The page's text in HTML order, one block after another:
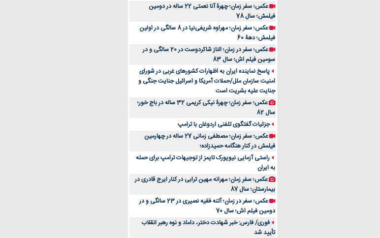
عکس؛ سفر زمان؛ چهرۀ آنا نعمتی 22 ساله در دومین
فیلمش؛ سال 78
عکس؛ سفر زمان؛ مهراوه شریفی‌نیا در 8 سالگی در اولین
فیلمش؛ دهۀ 60
عکس؛ سفر در زمان؛ الناز شاکردوست در 20 سالگی و در
سومین فیلم اش؛ سال 83
پاسخ نماینده ایران به اظهارات کشورهای غربی در شورای
امنیت سازمان ملل/حملات آمریکا و اسرائیل جنایت جنگی و
جنایت علیه بشریت است
عکس؛ سفر زمان؛ چهرۀ نیکی کریمی 32 ساله در باج خور؛
سال 82
جزئیات گفتگوی تلفنی اردوغان با ترامپ
عکس؛ سفر زمان؛ مصطفی زمانی 27 ساله در چهارمین
فیلمش در کنار هنگامه حمیدزاده؛
راستی آزمایی نیویورک تایمز از توجیهات ترامپ برای حمله
به ایران
عکس؛ سفر زمان؛ مهرانه مهین ترابی در کنار ایرج قادری در
بیمارستان؛ سال 87
عکس؛ سفر در زمان؛ آتنه فقیه نصیری در 23 سالگی و در
دومین فیلم اش؛ سال 70
فوری/ فارس: خبر شهادت دختر، داماد و نوه رهبر انقلاب
تأیید شد